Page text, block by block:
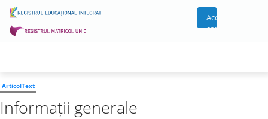
Acces
cont
ArticolText
Informații generale